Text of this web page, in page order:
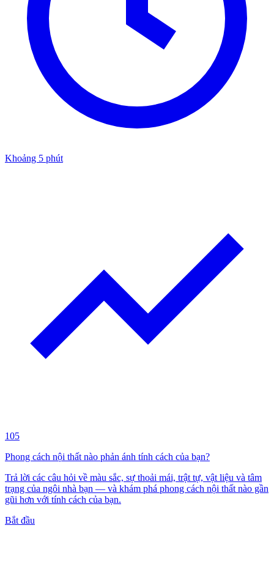
Khoảng 5 phút
105
Phong cách nội thất nào phản ánh tính cách của bạn?
Trả lời các câu hỏi về màu sắc, sự thoải mái, trật tự, vật liệu và tâm
trạng của ngôi nhà bạn — và khám phá phong cách nội thất nào gần
gũi hơn với tính cách của bạn.
Bắt đầu